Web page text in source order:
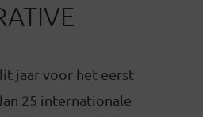
jaar voor het eerst
25 internationale